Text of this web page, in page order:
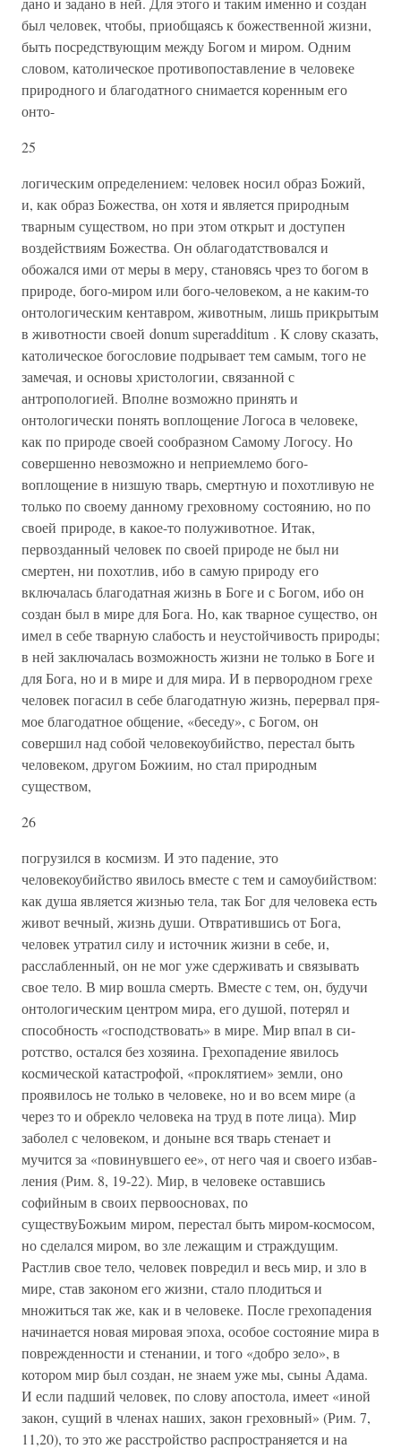
был человек, чтобы, приобщаясь к божественной жизни,
быть посред­ствующим между Богом и миром. Одним
словом, католическое противопоставление в человеке
природного и благодатного сни­мается коренным его
онто-
25
логическим определением: человек но­сил образ Божий,
и, как образ Божества, он хотя и является природным
тварным существом, но при этом открыт и доступен
воздействиям Божества. Он облагодатствовался и
обожался ими от меры в меру, становясь чрез то богом в
природе, бого-миром или бого-человеком, а не каким-то
онтологическим кентавром, животным, лишь прикрытым
в животности своей donum superad­ditum . К слову сказать,
католическое бого­словие подрывает тем самым, того не
замечая, и основы христологии, связанной с
антропологией. Вполне возможно при­нять и
онтологически понять воплощение Логоса в человеке,
как по природе своей сообразном Самому Логосу. Но
совершенно не­возможно и неприемлемо бого-
воплощение в низшую тварь, смертную и похотливую не
только по своему данному греховному состоянию, но по
своей природе, в какое-то полуживотное. Итак,
первозданный человек по своей природе не был ни
смертен, ни похотлив, ибо в самую природу его
включалась благодатная жизнь в Боге и с Богом, ибо он
создан был в мире для Бога. Но, как тварное существо, он
имел в себе тварную слабость и неу­стойчивость природы;
в ней заключалась возможность жизни не только в Боге и
для Бога, но и в мире и для мира. И в первородном грехе
человек погасил в себе благодатную жизнь, перервал пря­
мое благодатное общение, «беседу», с Богом, он
совершил над со­бой человекоубийство, перестал быть
человеком, другом Божиим, но стал природным
существом,
26
погрузился в космизм. И это па­дение, это
человекоубийство явилось вместе с тем и самоубийст­вом:
как душа является жизнью тела, так Бог для человека есть
живот вечный, жизнь души. Отвратившись от Бога,
человек утра­тил силу и источник жизни в себе, и,
расслабленный, он не мог уже сдерживать и связывать
свое тело. В мир вошла смерть. Вме­сте с тем, он, будучи
онтологическим центром мира, его душой, потерял и
способность «господствовать» в мире. Мир впал в си­
ротство, остался без хозяина. Грехопадение явилось
космической катастрофой, «проклятием» земли, оно
проявилось не только в человеке, но и во всем мире (а
через то и обрекло человека на труд в поте лица). Мир
заболел с человеком, и доныне вся тварь сте­нает и
мучится за «повинувшего ее», от него чая и своего избав­
ления (Рим. 8, 19-22). Мир, в человеке оставшись
софийным в своих первоосновах, по
существуБожьим миром, перестал быть миром-космосом,
но сделался миром, во зле лежащим и страж­дущим.
Растлив свое тело, человек повредил и весь мир, и зло в
мире, став законом его жизни, стало плодиться и
множиться так же, как и в человеке. После грехопадения
начинается новая миро­вая эпоха, особое состояние мира в
поврежденности и стенании, и того «добро зело», в
котором мир был создан, не знаем уже мы, сыны Адама.
И если падший человек, по слову апостола, имеет «иной
закон, сущий в членах наших, закон греховный» (Рим. 7,
11,20), то это же расстройство распространяется и на